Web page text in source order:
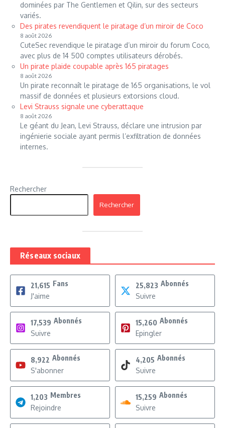
dominées par The Gentlemen et Qilin, sur des secteurs
variés.
Des pirates revendiquent le piratage d’un miroir de Coco
8 août 2026
CuteSec revendique le piratage d’un miroir du forum Coco,
avec plus de 14 500 comptes utilisateurs dérobés.
Un pirate plaide coupable après 165 piratages
8 août 2026
Un pirate reconnaît le piratage de 165 organisations, le vol
massif de données et plusieurs extorsions cloud.
Levi Strauss signale une cyberattaque
8 août 2026
Le géant du Jean, Levi Strauss, déclare une intrusion par
ingénierie sociale ayant permis l’exfiltration de données
internes.
Rechercher
Rechercher
Réseaux sociaux
21,615 Fans
J'aime
25,823 Abonnés
Suivre
17,539 Abonnés
Suivre
15,260 Abonnés
Epingler
8,922 Abonnés
S'abonner
4,205 Abonnés
Suivre
1,203 Membres
Rejoindre
15,259 Abonnés
Suivre